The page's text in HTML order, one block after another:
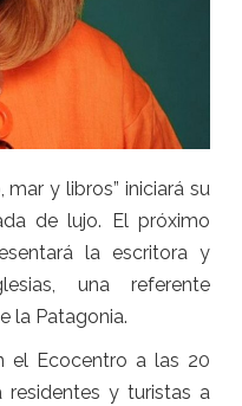
mar y libros” iniciará su
de lujo. El próximo
la escritora y
una referente
la Patagonia.
el Ecocentro a las 20
residentes y turistas a